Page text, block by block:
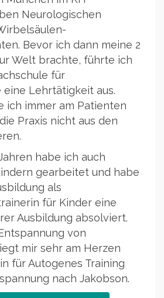
Neurologischen
Bevor ich dann meine 2
Welt brachte, führte ich
für
Lehrtätigkeit aus.
ich immer am Patienten
Praxis nicht aus den
habe ich auch
gearbeitet und habe
als
für Kinder eine
Ausbildung absolviert.
von
mir sehr am Herzen
für Autogenes Training
nach Jakobson.